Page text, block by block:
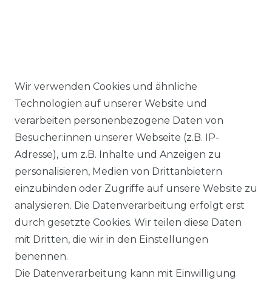
Ähnlicher Artikel
Angels - Damen 5-Pocket
Jeans, Dolly (538000)
ab 89,99 € *
Wir verwenden Cookies und ähnliche
Technologien auf unserer Website und
verarbeiten personenbezogene Daten von
Besucher:innen unserer Webseite (z.B. IP-
Adresse), um z.B. Inhalte und Anzeigen zu
personalisieren, Medien von Drittanbietern
einzubinden oder Zugriffe auf unsere Website zu
analysieren. Die Datenverarbeitung erfolgt erst
durch gesetzte Cookies. Wir teilen diese Daten
mit Dritten, die wir in den Einstellungen
benennen.
Die Datenverarbeitung kann mit Einwilligung